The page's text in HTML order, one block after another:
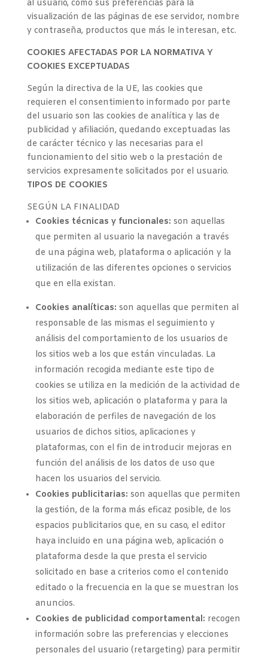
al usuario, como sus preferencias para la
visualización de las páginas de ese servidor, nombre
y contraseña, productos que más le interesan, etc.
COOKIES AFECTADAS POR LA NORMATIVA Y
COOKIES EXCEPTUADAS
Según la directiva de la UE, las cookies que
requieren el consentimiento informado por parte
del usuario son las cookies de analítica y las de
publicidad y afiliación, quedando exceptuadas las
de carácter técnico y las necesarias para el
funcionamiento del sitio web o la prestación de
servicios expresamente solicitados por el usuario.
TIPOS DE COOKIES
SEGÚN LA FINALIDAD
Cookies técnicas y funcionales: son aquellas
que permiten al usuario la navegación a través
de una página web, plataforma o aplicación y la
utilización de las diferentes opciones o servicios
que en ella existan.
Cookies analíticas: son aquellas que permiten al
responsable de las mismas el seguimiento y
análisis del comportamiento de los usuarios de
los sitios web a los que están vinculadas. La
información recogida mediante este tipo de
cookies se utiliza en la medición de la actividad de
los sitios web, aplicación o plataforma y para la
elaboración de perfiles de navegación de los
usuarios de dichos sitios, aplicaciones y
plataformas, con el fin de introducir mejoras en
función del análisis de los datos de uso que
hacen los usuarios del servicio.
Cookies publicitarias: son aquellas que permiten
la gestión, de la forma más eficaz posible, de los
espacios publicitarios que, en su caso, el editor
haya incluido en una página web, aplicación o
plataforma desde la que presta el servicio
solicitado en base a criterios como el contenido
editado o la frecuencia en la que se muestran los
anuncios.
Cookies de publicidad comportamental: recogen
información sobre las preferencias y elecciones
personales del usuario (retargeting) para permitir